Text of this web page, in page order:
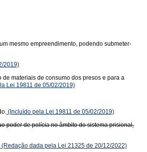
mesmo empreendimento, podendo submeter-
2019)
materiais de consumo dos presos e para a
Lei 19811 de 05/02/2019)
(Incluído pela Lei 19811 de 05/02/2019)
poder de polícia no âmbito do sistema prisional,
(Redação dada pela Lei 21325 de 20/12/2022)